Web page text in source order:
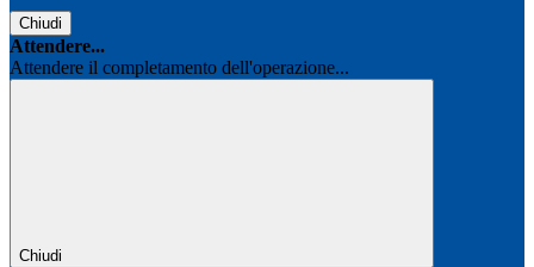
Chiudi
Attendere...
Attendere il completamento dell'operazione...
Chiudi